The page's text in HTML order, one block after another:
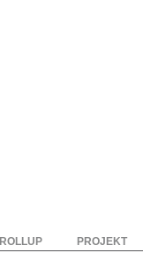
ROLLUP PROJEKT